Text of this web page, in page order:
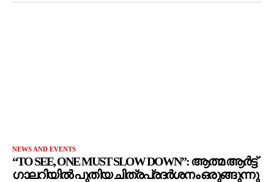
NEWS AND EVENTS
“TO SEE, ONE MUST SLOW DOWN”: ആത്മ ആർട്ട്
ഗാലറിയിൽ പുതിയ ചിത്രപ്രദർശനം ഒരുങ്ങുന്നു